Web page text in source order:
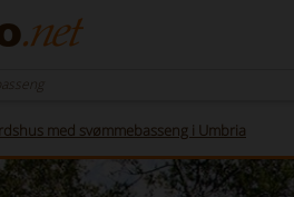
med svømmebasseng i Umbria